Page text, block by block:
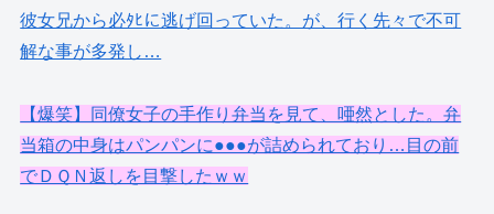
彼女兄から必ﾀﾋに逃げ回っていた。が、行く先々で不可
解な事が多発し…
【爆笑】同僚女子の手作り弁当を見て、唖然とした。弁
当箱の中身はパンパンに●●●が詰められており…目の前
でＤＱＮ返しを目撃したｗｗ